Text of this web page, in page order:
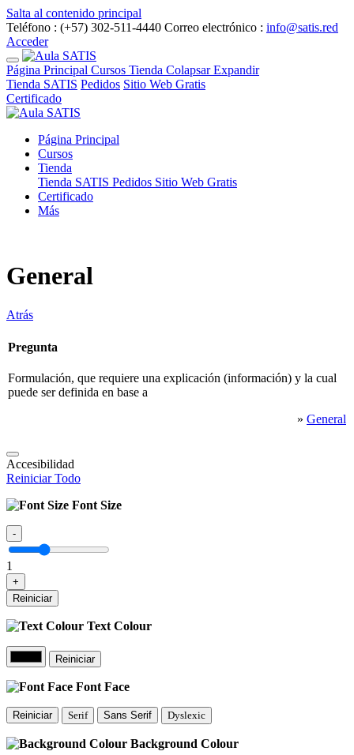
Salta al contenido principal
Teléfono : (+57) 302-511-4440 Correo electrónico : info@satis.red
Acceder
Página Principal Cursos Tienda ColapsarExpandir
Tienda SATIS Pedidos Sitio Web Gratis
Certificado
Página Principal
Cursos
Tienda
Tienda SATIS Pedidos Sitio Web Gratis
Certificado
Más
General
Atrás
Pregunta
Formulación, que requiere una explicación (información) y la cual
puede ser definida en base a
» General
Accesibilidad
Reiniciar Todo
Font Size
-
1
+
Reiniciar
Text Colour
Reiniciar
Font Face
Reiniciar Serif Sans Serif Dyslexic
Background Colour